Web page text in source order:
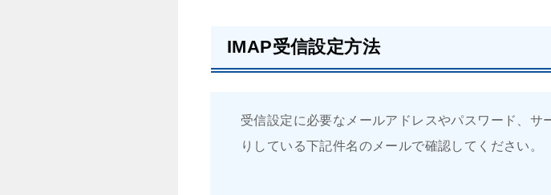
IMAP受信設定方法
受信設定に必要なメールアドレスやパスワード、
りしている下記件名のメールで確認してください。